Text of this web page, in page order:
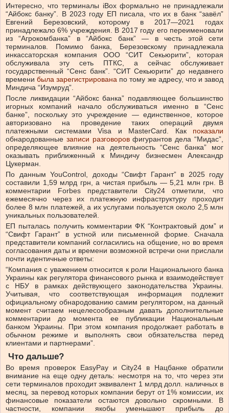
Интересно, что терминалы iBox формально не принадлежали
“Айбокс банку”. В 2023 году ЕП писала, что их в банк “завёл”
Евгений Березовский, которому в 2017—2021 годах
принадлежало 6% учреждения. В 2017 году его переименовали
из “Агрокомбанка” в “Айбокс банк” — в честь этой сети
терминалов. Помимо банка, Березовскому принадлежала
инкассаторская компания ООО “СИТ Секьюрити”, которая
обслуживала эту сеть ПТКС, а сейчас обслуживает
государственный “Сенс банк”. “СИТ Секьюрити” до недавнего
времени была зарегистрирована по тому же адресу, что и завод
Миндича “Изумруд”.
После ликвидации “Айбокс банка” подавляющее большинство
игорных компаний начало обслуживаться именно в “Сенс
банке”, поскольку это учреждение — единственное, которое
авторизовано на проведение таких операций двумя
платежными системами Visa и MasterCard. Как
показали
обнародованные записи разговоров фигурантов дела “Мидас”,
определяющее влияние на деятельность “Сенс банка” мог
оказывать приближенный к Миндичу бизнесмен Александр
Цукерман.
По данным YouControl, доходы “Свифт Гарант” в 2025 году
составили 1,59 млрд грн, а чистая прибыль — 5,21 млн грн. В
комментарии Forbes представители City24 отметили, что
ежемесячно через их платежную инфраструктуру проходит
более 8 млн платежей, а их услугами пользуется около 2,5 млн
уникальных пользователей.
ЕП пыталась получить комментарии ФК “Контрактовый дом” и
“Свифт Гарант” в устной или письменной форме. Сначала
представители компаний согласились на общение, но во время
согласования даты и времени возможной встречи они прислали
почти идентичные ответы:
“Компания с уважением относится к роли Национального банка
Украины как регулятора финансового рынка и взаимодействует
с НБУ в рамках действующего законодательства Украины.
Учитывая, что соответствующая информация подлежит
официальному обнародованию самим регулятором, на данный
момент считаем нецелесообразным давать дополнительные
комментарии до момента ее публикации Национальным
банком Украины. При этом компания продолжает работать в
обычном режиме и выполнять свои обязательства перед
клиентами и партнерами”.
Что дальше?
Во время проверок EasyPay и City24 в Нацбанке обратили
внимание на еще одну деталь: несмотря на то, что через эти
сети терминалов проходит эквивалент 1 млрд долл. наличных в
месяц, за перевод которых компании берут от 1% комиссии, их
финансовые показатели остаются довольно скромными. В
частности, компании якобы уменьшают прибыль до